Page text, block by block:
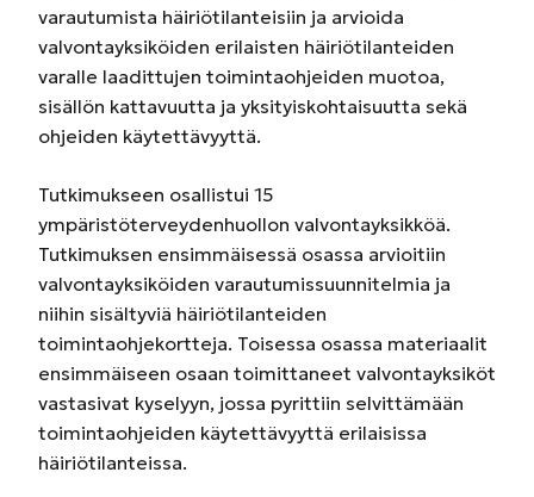
varautumista häiriötilanteisiin ja arvioida
valvontayksiköiden erilaisten häiriötilanteiden
varalle laadittujen toimintaohjeiden muotoa,
sisällön kattavuutta ja yksityiskohtaisuutta sekä
ohjeiden käytettävyyttä.
Tutkimukseen osallistui 15
ympäristöterveydenhuollon valvontayksikköä.
Tutkimuksen ensimmäisessä osassa arvioitiin
valvontayksiköiden varautumissuunnitelmia ja
niihin sisältyviä häiriötilanteiden
toimintaohjekortteja. Toisessa osassa materiaalit
ensimmäiseen osaan toimittaneet valvontayksiköt
vastasivat kyselyyn, jossa pyrittiin selvittämään
toimintaohjeiden käytettävyyttä erilaisissa
häiriötilanteissa.